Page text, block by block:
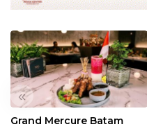
«
Grand Mercure Batam